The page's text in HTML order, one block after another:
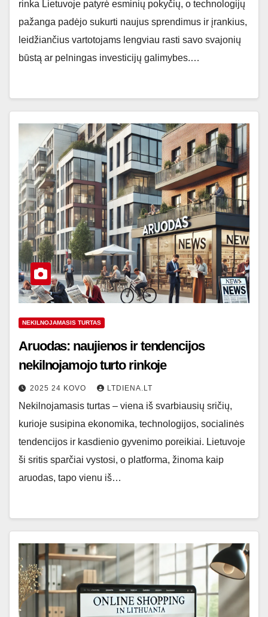
rinka Lietuvoje patyrė esminių pokyčių, o technologijų
pažanga padėjo sukurti naujus sprendimus ir įrankius,
leidžiančius vartotojams lengviau rasti savo svajonių
būstą ar pelningas investicijų galimybes.…
NEKILNOJAMASIS TURTAS
Aruodas: naujienos ir tendencijos
nekilnojamojo turto rinkoje
2025 24 KOVO LTDIENA.LT
Nekilnojamasis turtas – viena iš svarbiausių sričių,
kurioje susipina ekonomika, technologijos, socialinės
tendencijos ir kasdienio gyvenimo poreikiai. Lietuvoje
ši sritis sparčiai vystosi, o platforma, žinoma kaip
aruodas, tapo vienu iš…